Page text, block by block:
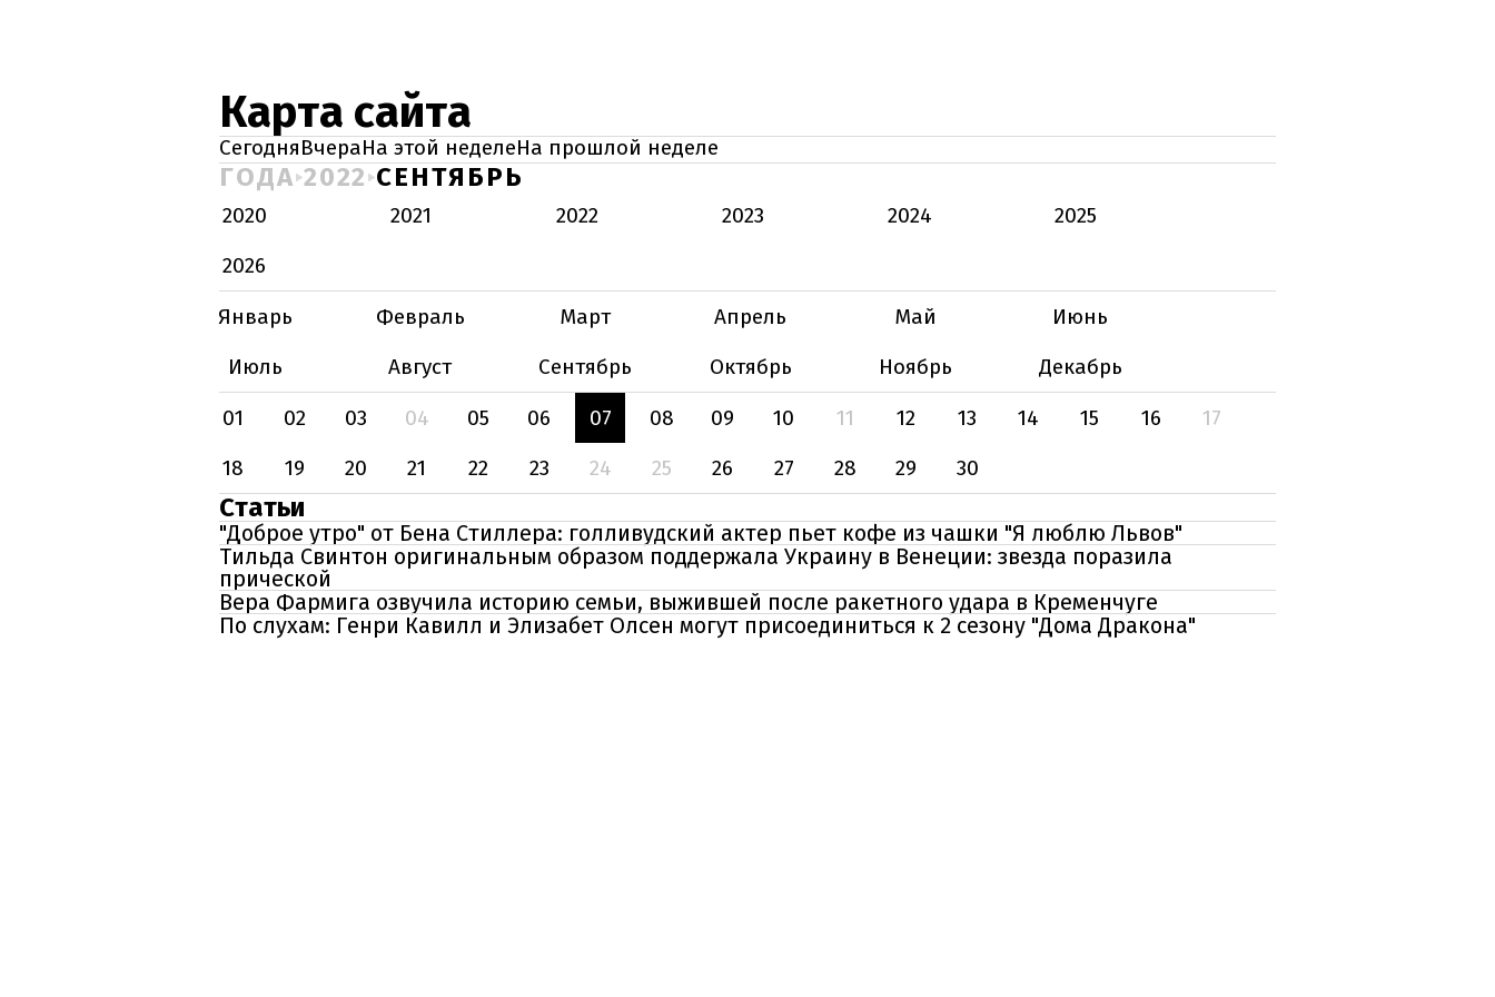
Карта сайта
СегодняВчераНа этой неделеНа прошлой неделе
ГОДА 2022 СЕНТЯБРЬ
2020 2021 2022 2023 2024
2025
2026
Январь
Февраль Март Апрель Май
Июнь
Июль
Август Сентябрь Октябрь Ноябрь
Декабрь
01
02 03 04 05 06 07 08 09 10 11 12 13 14 15 16
17
18
19 20 21 22 23 24 25 26 27 28 29 30
Статьи
"Доброе утро" от Бена Стиллера: голливудский актер пьет кофе из чашки "Я люблю Львов"
Тильда Свинтон оригинальным образом поддержала Украину в Венеции: звезда поразила
прической
Вера Фармига озвучила историю семьи, выжившей после ракетного удара в Кременчуге
По слухам: Генри Кавилл и Элизабет Олсен могут присоединиться к 2 сезону "Дома Дракона"